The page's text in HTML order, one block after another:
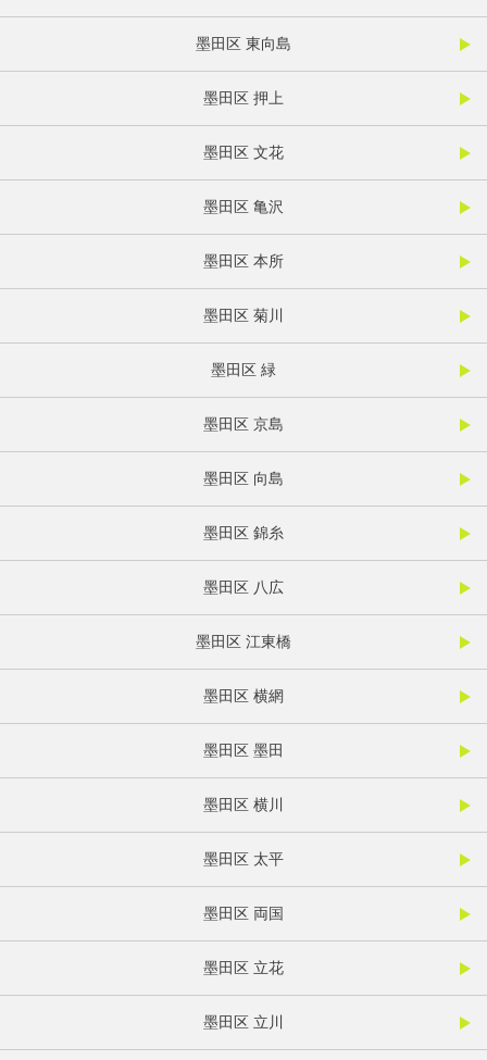
墨田区 東向島
墨田区 押上
墨田区 文花
墨田区 亀沢
墨田区 本所
墨田区 菊川
墨田区 緑
墨田区 京島
墨田区 向島
墨田区 錦糸
墨田区 八広
墨田区 江東橋
墨田区 横網
墨田区 墨田
墨田区 横川
墨田区 太平
墨田区 両国
墨田区 立花
墨田区 立川